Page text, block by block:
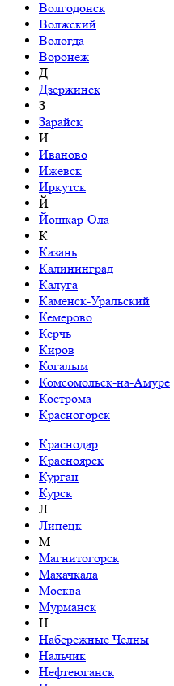
Волгодонск
Волжский
Вологда
Воронеж
Д
Дзержинск
З
Зарайск
И
Иваново
Ижевск
Иркутск
Й
Йошкар-Ола
К
Казань
Калининград
Калуга
Каменск-Уральский
Кемерово
Керчь
Киров
Когалым
Комсомольск-на-Амуре
Кострома
Красногорск
Краснодар
Красноярск
Курган
Курск
Л
Липецк
М
Магнитогорск
Махачкала
Москва
Мурманск
Н
Набережные Челны
Нальчик
Нефтеюганск